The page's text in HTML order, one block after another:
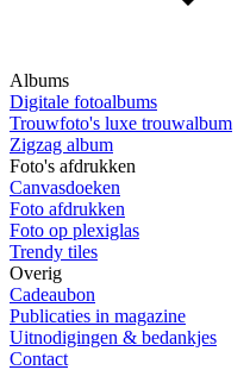
Albums
Digitale fotoalbums
Trouwfoto's luxe trouwalbum
Zigzag album
Foto's afdrukken
Canvasdoeken
Foto afdrukken
Foto op plexiglas
Trendy tiles
Overig
Cadeaubon
Publicaties in magazine
Uitnodigingen & bedankjes
Contact